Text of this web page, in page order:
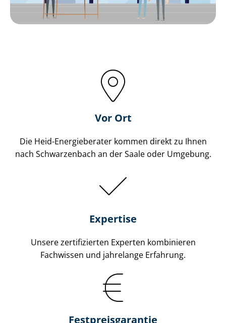
Vor Ort
Die Heid-Energieberater kommen direkt zu Ihnen
nach Schwarzenbach an der Saale oder Umgebung.
Expertise
Unsere zertifizierten Experten kombinieren
Fachwissen und jahrelange Erfahrung.
Fest­preis­ga­ran­tie